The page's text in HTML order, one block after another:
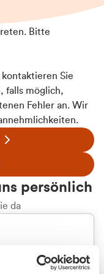
Bitte
Sie
falls möglich,
Fehler an. Wir
persönlich
da